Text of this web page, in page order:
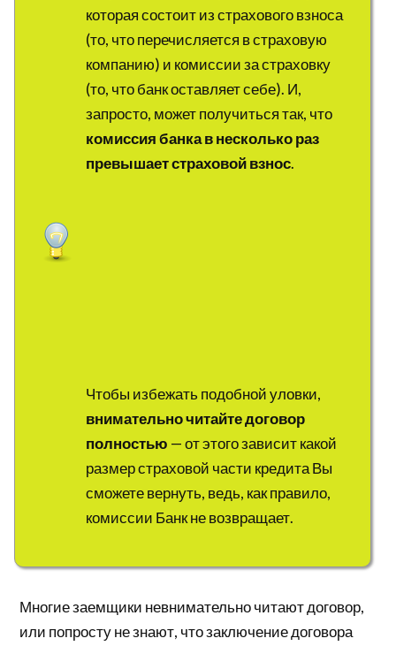
которая состоит из страхового взноса
(то, что перечисляется в страховую
компанию) и комиссии за страховку
(то, что банк оставляет себе). И,
запросто, может получиться так, что
комиссия банка в несколько раз
превышает страховой взнос.
Чтобы избежать подобной уловки,
внимательно читайте договор
полностью — от этого зависит какой
размер страховой части кредита Вы
сможете вернуть, ведь, как правило,
комиссии Банк не возвращает.
Многие заемщики невнимательно читают договор,
или попросту не знают, что заключение договора